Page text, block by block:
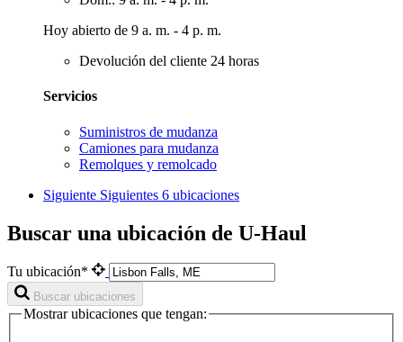
Hoy abierto de 9 a. m. - 4 p. m.
Devolución del cliente 24 horas
Servicios
Suministros de mudanza
Camiones para mudanza
Remolques y remolcado
Siguiente Siguientes 6 ubicaciones
Buscar una ubicación de U-Haul
Tu ubicación*
Buscar ubicaciones
Mostrar ubicaciones que tengan: